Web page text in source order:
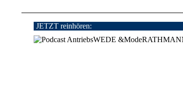
JETZT reinhören: